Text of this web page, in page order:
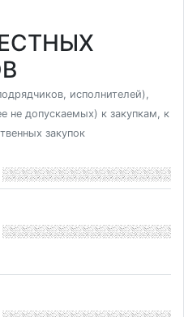
исполнителей),
не допускаемых) к закупкам, к
закупок